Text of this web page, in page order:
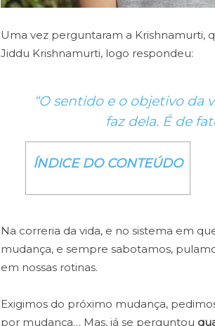
Uma vez perguntaram a Krishnamurti,
Jiddu Krishnamurti, logo respondeu:
“O sentido e o objetivo da
faz dela. É de
ÍNDICE DO CONTEÚDO
Na correria da vida, e no sistema em
mudança, e sempre sabotamos,
em nossas rotinas.
Exigimos do próximo mudança,
por mudança… Mas, já se perguntou